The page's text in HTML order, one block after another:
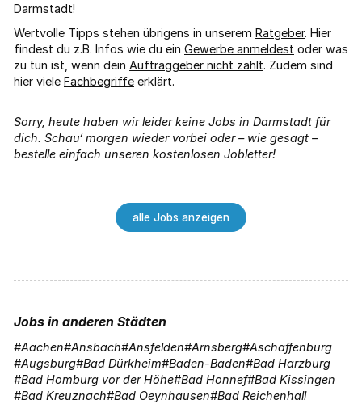
Darmstadt!
Wertvolle Tipps stehen übrigens in unserem Ratgeber. Hier
findest du z.B. Infos wie du ein Gewerbe anmeldest oder was
zu tun ist, wenn dein Auftraggeber nicht zahlt. Zudem sind
hier viele Fachbegriffe erklärt.
Sorry, heute haben wir leider keine Jobs in Darmstadt für
dich. Schau‘ morgen wieder vorbei oder – wie gesagt –
bestelle einfach unseren kostenlosen Jobletter!
alle Jobs anzeigen
Jobs in anderen Städten
Aachen Ansbach Ansfelden Arnsberg Aschaffenburg
Augsburg Bad Dürkheim Baden-Baden Bad Harzburg
Bad Homburg vor der Höhe Bad Honnef Bad Kissingen
Bad Kreuznach Bad Oeynhausen Bad Reichenhall